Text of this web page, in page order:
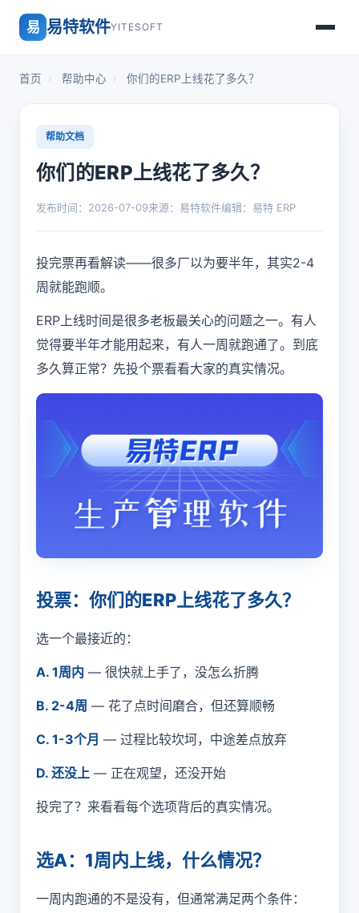
易 易特软件YITESOFT
首页 › 帮助中心 › 你们的ERP上线花了多久？
帮助文档
你们的ERP上线花了多久？
发布时间：2026-07-09来源：易特软件编辑：易特 ERP
投完票再看解读——很多厂以为要半年，其实2-4
周就能跑顺。
ERP上线时间是很多老板最关心的问题之一。有人
觉得要半年才能用起来，有人一周就跑通了。到底
多久算正常？先投个票看看大家的真实情况。
投票：你们的ERP上线花了多久？
选一个最接近的：
A. 1周内 — 很快就上手了，没怎么折腾
B. 2-4周 — 花了点时间磨合，但还算顺畅
C. 1-3个月 — 过程比较坎坷，中途差点放弃
D. 还没上 — 正在观望，还没开始
投完了？来看看每个选项背后的真实情况。
选A：1周内上线，什么情况？
一周内跑通的不是没有，但通常满足两个条件：